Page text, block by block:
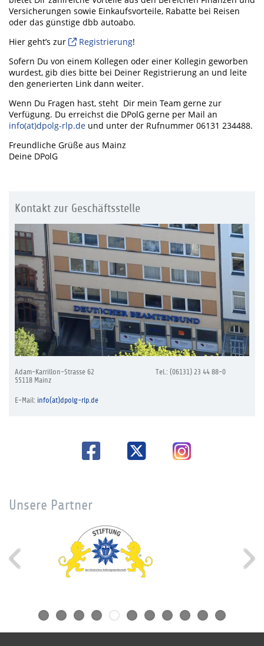
Versicherungen sowie Einkaufsvorteile, Rabatte bei Reisen
oder das günstige dbb autoabo.
Hier geht’s zur
Registrierung!
Sofern Du von einem Kollegen oder einer Kollegin geworben
wurdest, gib dies bitte bei Deiner Registrierung an und leite
den generierten Link dann weiter.
Wenn Du Fragen hast, steht Dir mein Team gerne zur
Verfügung. Du erreichst die DPolG gerne per Mail an
info(at)dpolg-rlp.de und unter der Rufnummer 06131 234488.
Freundliche Grüße aus Mainz
Deine DPolG
Kontakt zur Geschäftsstelle
Adam-Karrillon-Strasse 62
55118 Mainz
Tel.: (06131) 23 44 88-0
E-Mail: info(at)dpolg-rlp.de
Unsere Partner